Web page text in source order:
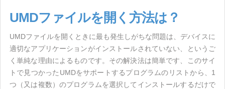
UMDファイルを開く方法は？
UMDファイルを開くときに最も発生しがちな問題は、デバイスに
適切なアプリケーションがインストールされていない、というご
く単純な理由によるものです。その解決法は簡単です、このサイ
トで見つかったUMDをサポートするプログラムのリストから、1
つ（又は複数）のプログラムを選択してインストールするだけで